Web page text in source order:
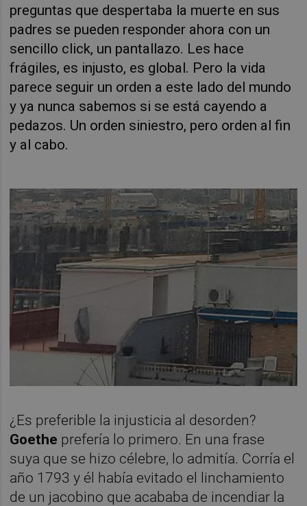
preguntas que despertaba la muerte en sus
padres se pueden responder ahora con un
sencillo click, un pantallazo. Les hace
frágiles, es injusto, es global. Pero la vida
parece seguir un orden a este lado del mundo
y ya nunca sabemos si se está cayendo a
pedazos. Un orden siniestro, pero orden al fin
y al cabo.
¿Es preferible la injusticia al desorden?
Goethe prefería lo primero. En una frase
suya que se hizo célebre, lo admitía. Corría el
año 1793 y él había evitado el linchamiento
de un jacobino que acababa de incendiar la